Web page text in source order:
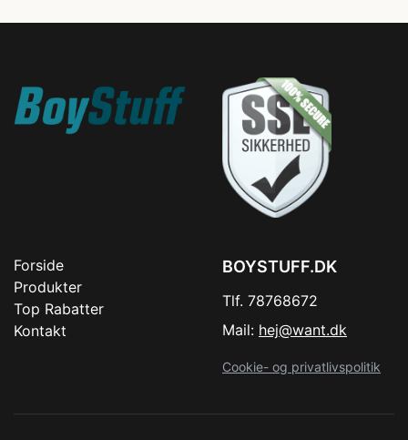
Forside
Produkter
Top Rabatter
Kontakt
BOYSTUFF.DK
Tlf. 78768672
Mail: hej@want.dk
Cookie- og privatlivspolitik